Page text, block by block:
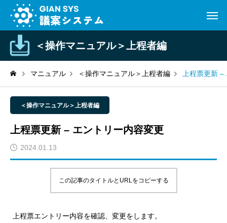
＜操作マニュアル＞上程者編
マニュアル ＜操作マニュアル＞上程者編 上程票更新
＜操作マニュアル＞上程者編
上程票更新 – エントリー内容変更
2024.01.13
この記事のタイトルとURLをコピーする
上程票エントリー内容を確認、変更をします。